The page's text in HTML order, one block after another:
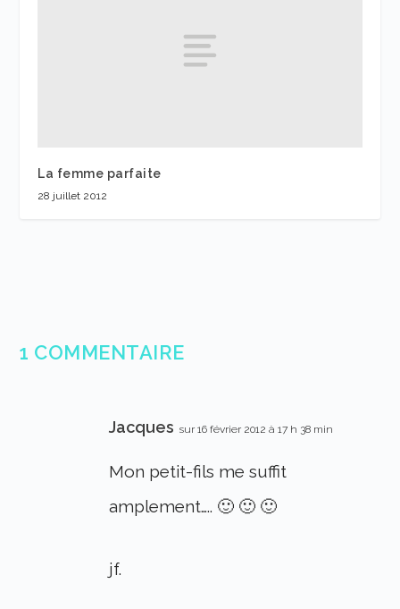
La femme parfaite
28 juillet 2012
1 COMMENTAIRE
Jacques sur 16 février 2012 à 17 h 38 min
Mon petit-fils me suffit
amplement….. 🙂 🙂 🙂
jf.